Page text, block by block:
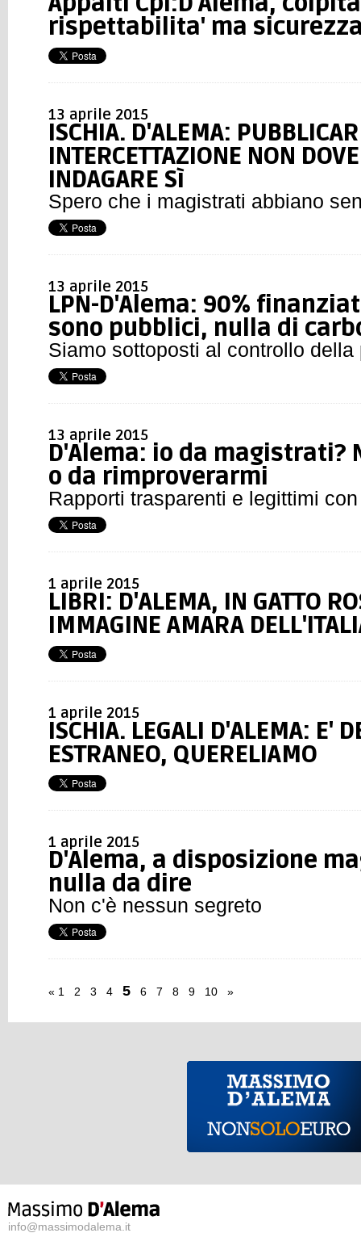
rispettabilita' ma
13 aprile 2015
ISCHIA. D'ALEMA:
INTERCETTAZIONE NON
INDAGARE Sì
Spero che i magistrati abbiano
13 aprile 2015
LPN-D'Alema: 90%
sono pubblici, nulla di
Siamo sottoposti al controllo della
13 aprile 2015
D'Alema: io da magistrati?
o da rimproverarmi
Rapporti trasparenti e legittimi
1 aprile 2015
LIBRI: D'ALEMA, IN GATTO
IMMAGINE AMARA
1 aprile 2015
ISCHIA. LEGALI D'ALEMA: E'
ESTRANEO, QUERELIAMO
1 aprile 2015
D'Alema, a disposizione
nulla da dire
Non c'è nessun segreto
« 1 2 3 4 5 6 7 8 9 10 »
info@massimodalema.it